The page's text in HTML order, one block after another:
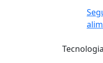
Tecnologia